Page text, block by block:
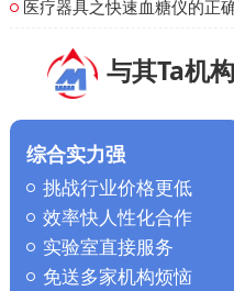
医疗器具之快速血糖仪的正
与其Ta机
综合实力强
挑战行业价格更低
效率快人性化合作
实验室直接服务
免送多家机构烦恼